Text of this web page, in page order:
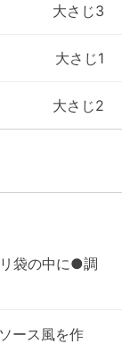
大さじ3
大さじ1
大さじ2
袋の中に●調
ース風を作